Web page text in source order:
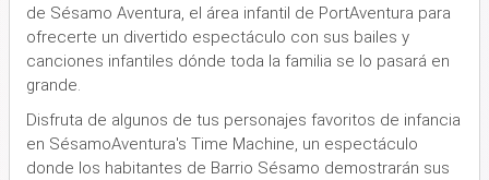
de Sésamo Aventura, el área infantil de PortAventura para
ofrecerte un divertido espectáculo con sus bailes y
canciones infantiles dónde toda la familia se lo pasará en
grande.
Disfruta de algunos de tus personajes favoritos de infancia
en SésamoAventura's Time Machine, un espectáculo
donde los habitantes de Barrio Sésamo demostrarán sus